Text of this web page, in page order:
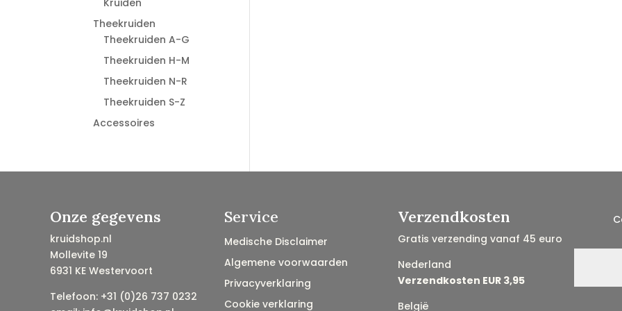
Kruiden
Theekruiden
Theekruiden A-G
Theekruiden H-M
Theekruiden N-R
Theekruiden S-Z
Accessoires
Onze gegevens
kruidshop.nl
Mollevite 19
6931 KE Westervoort
Telefoon: +31 (0)26 737 0232
Service
Medische Disclaimer
Algemene voorwaarden
Privacyverklaring
Cookie verklaring
Verzendkosten
Gratis verzending vanaf 45 euro
Nederland
Verzendkosten EUR 3,95
België